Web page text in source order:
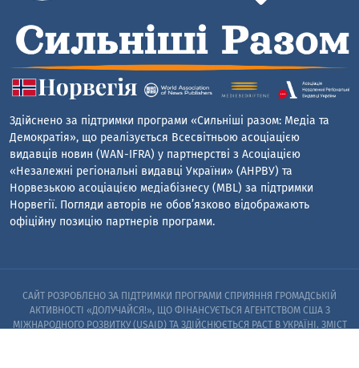
Здійснено за підтримки програми «Сильніші разом: Медіа та
Демократія», що реалізується Всесвітньою асоціацією
видавців новин (WAN-IFRA) у партнерстві з Асоціацією
«Незалежні регіональні видавці України» (АНРВУ) та
Норвезькою асоціацією медіабізнесу (MBL) за підтримки
Норвегії. Погляди авторів не обов’язково відображають
офіційну позицію партнерів програми.
САЙТ РОЗРОБЛЕНО ЗА ПІДТРИМКИ ПРОГРАМИ СПРИЯННЯ ГРОМАДСЬКІЙ
АКТИВНОСТІ «ДОЛУЧАЙСЯ!», ЩО ФІНАНСУЄТЬСЯ АГЕНТСТВОМ США З
МІЖНАРОДНОГО РОЗВИТКУ (USAID) ТА ЗДІЙСНЮЄТЬСЯ PACT В УКРАЇНІ. ЗМІСТ